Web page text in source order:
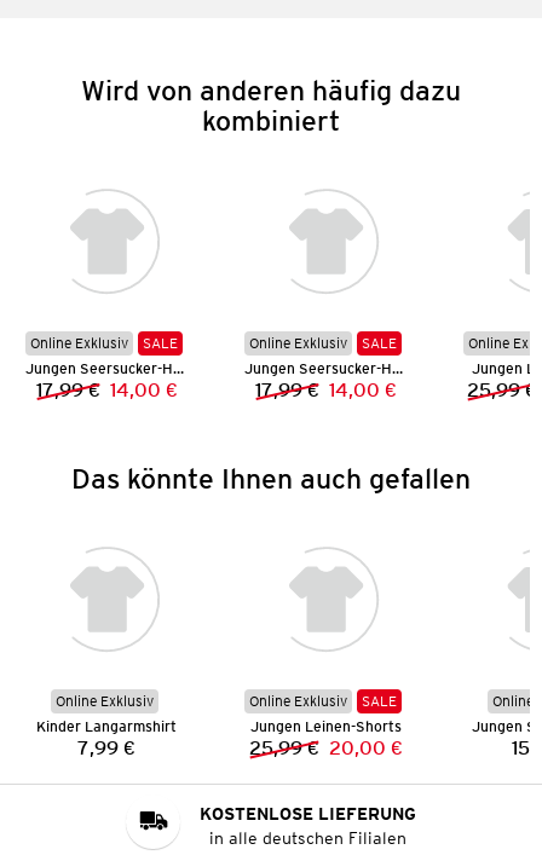
Wird von anderen häufig dazu
kombiniert
Online Exklusiv
SALE
Jungen Seersucker-Hemd
Vorheriger Preis:
17,99 € Neuer Preis:
14,00 €
Online Exklusiv
SALE
Jungen Seersucker-Hemd
Vorheriger Preis:
17,99 € Neuer Preis:
14,00 €
Online
Jungen
25,99 €
Das könnte Ihnen auch gefallen
Online Exklusiv
Kinder Langarmshirt
Preis:
7,99 €
Online Exklusiv
SALE
Jungen Leinen-Shorts
Vorheriger Preis:
25,99 € Neuer Preis:
20,00 €
Online
Jungen
KOSTENLOSE LIEFERUNG
in alle deutschen Filialen